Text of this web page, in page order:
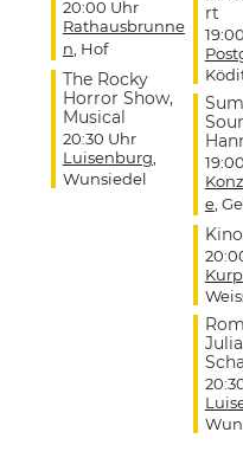
20:00 Uhr
Rathausbrunne
n , Hof
The Rocky
Horror Show,
Musical
20:30 Uhr
Luisenburg
Wunsiedel
rt
e,